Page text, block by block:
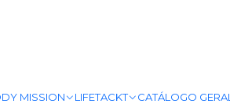
MISSION LIFETACKT CATÁLOGO GERAL